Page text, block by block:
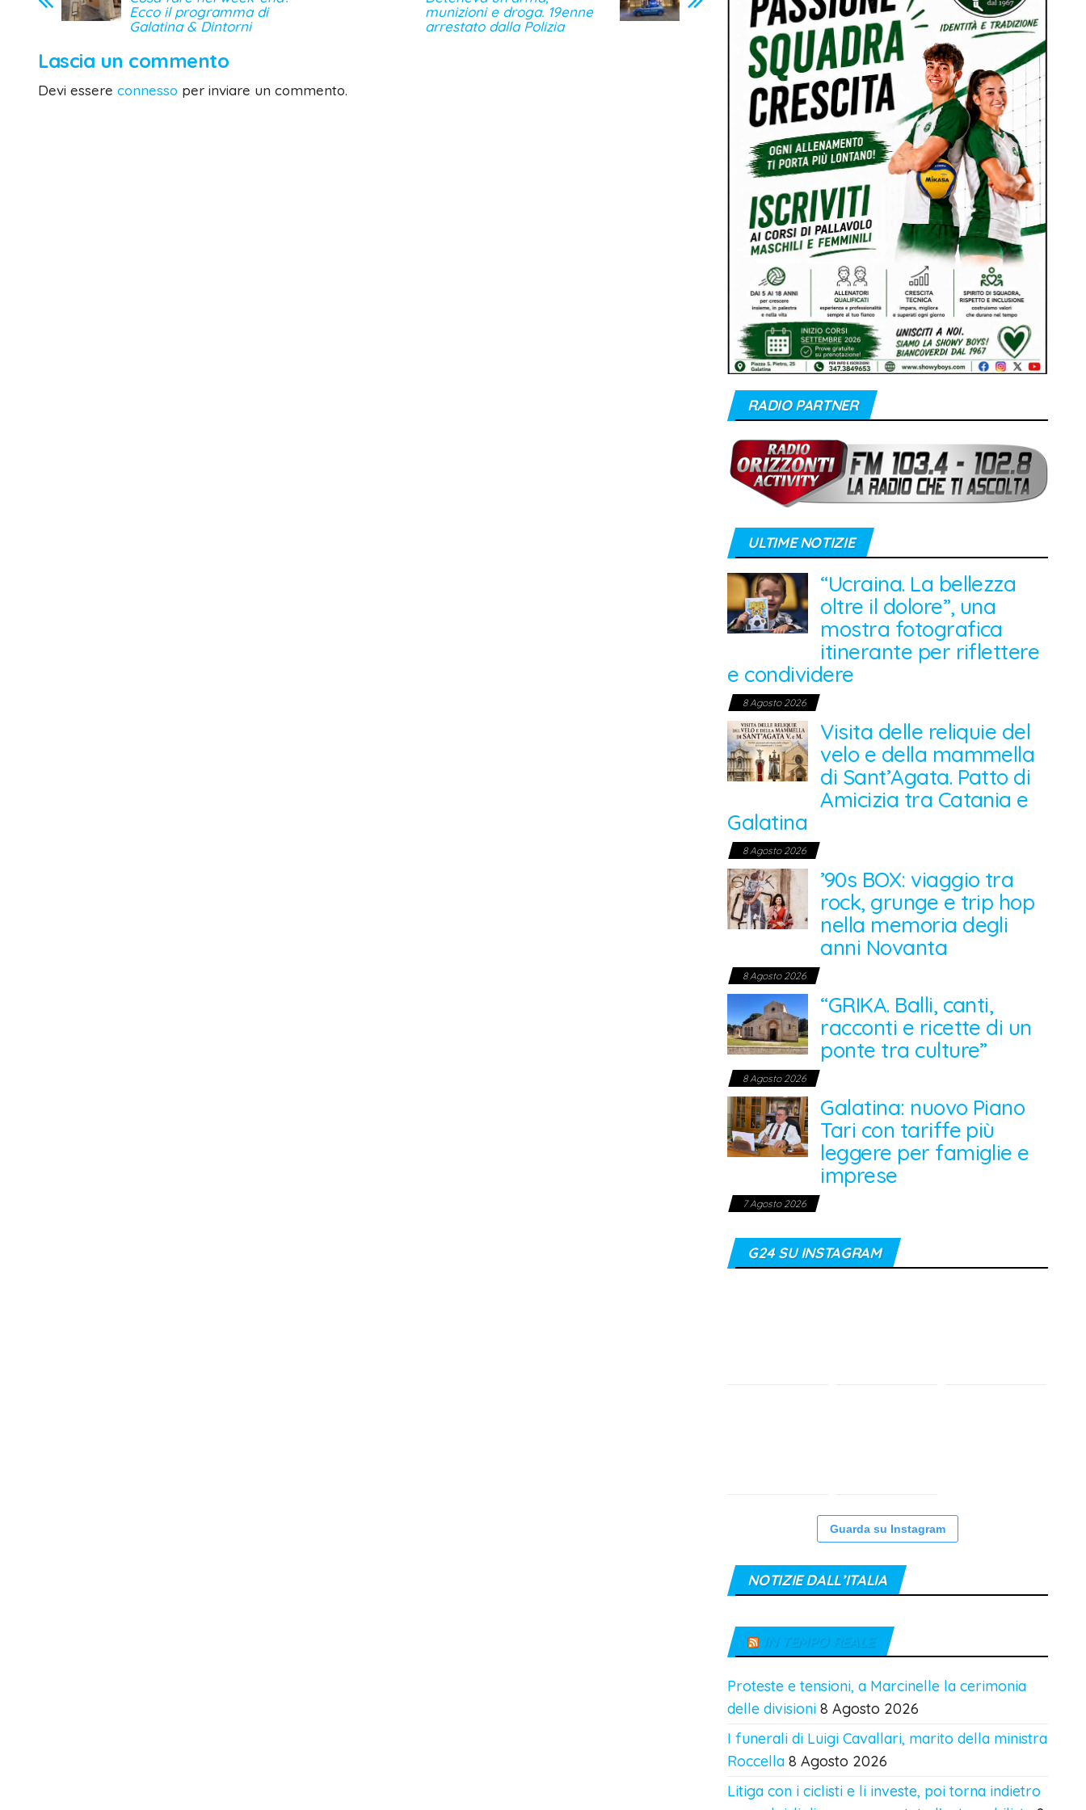
Ecco il programma di
Galatina & Dintorni
munizioni e droga. 19enne
arrestato dalla Polizia
Lascia un commento
Devi essere connesso per inviare un commento.
RADIO PARTNER
ULTIME NOTIZIE
“Ucraina. La bellezza
oltre il dolore”, una
mostra fotografica
itinerante per riflettere
e condividere
8 Agosto 2026
Visita delle reliquie del
velo e della mammella
di Sant’Agata. Patto di
Amicizia tra Catania e
Galatina
8 Agosto 2026
’90s BOX: viaggio tra
rock, grunge e trip hop
nella memoria degli
anni Novanta
8 Agosto 2026
“GRIKA. Balli, canti,
racconti e ricette di un
ponte tra culture”
8 Agosto 2026
Galatina: nuovo Piano
Tari con tariffe più
leggere per famiglie e
imprese
7 Agosto 2026
G24 SU INSTAGRAM
Guarda su Instagram
NOTIZIE DALL’ITALIA
IN TEMPO REALE
Proteste e tensioni, a Marcinelle la cerimonia
delle divisioni 8 Agosto 2026
I funerali di Luigi Cavallari, marito della ministra
Roccella 8 Agosto 2026
Litiga con i ciclisti e li investe, poi torna indietro